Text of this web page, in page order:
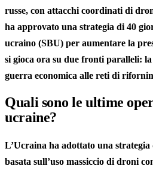
russe, con attacchi coordinati di
ha approvato una strategia di 40
ucraino (SBU) per aumentare la
si gioca ora su due fronti paralleli: la
guerra economica alle reti di
Quali sono le ultime
ucraine?
L’Ucraina ha adottato una
basata sull’uso massiccio di droni